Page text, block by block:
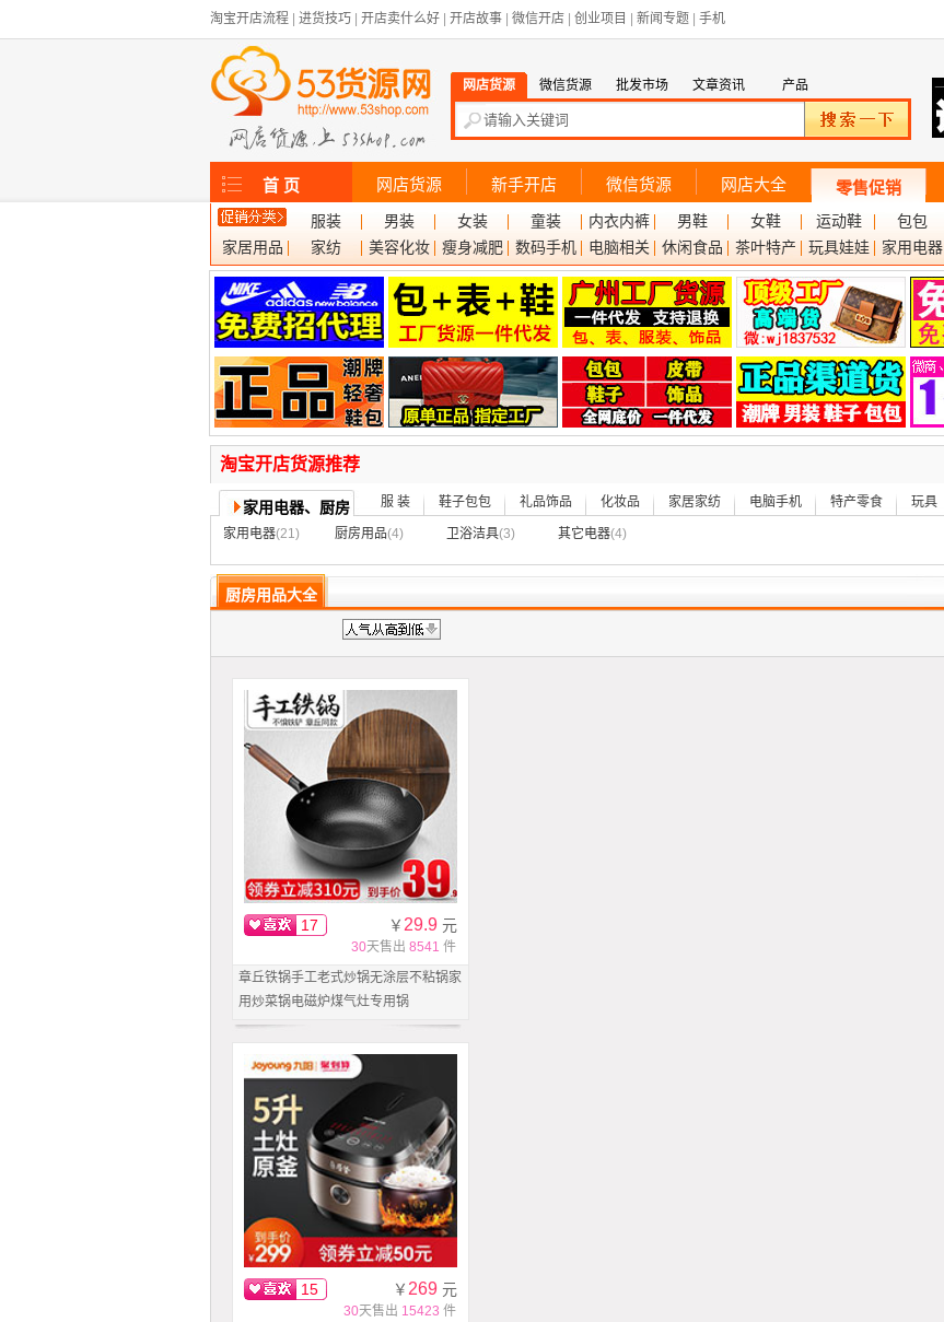
淘宝开店流程 进货技巧 开店卖什么好 开店故事 微信开店 创业项目 新闻专题 手机
网店货源 微信货源 批发市场 文章资讯 产品
首 页 网店货源 新手开店 微信货源 网店大全 零售促销
服装 男装 女装 童装 内衣内裤 男鞋 女鞋 运动鞋 包包
家居用品
家纺 美容化妆 瘦身减肥 数码手机 电脑相关 休闲食品 茶叶特产 玩具娃娃 家用电器
淘宝开店货源推荐
家用电器、厨房
卫浴
服 装 鞋子包包 礼品饰品 化妆品 家居家纺 电脑手机 特产零食 玩具
家用电器(21) 厨房用品(4) 卫浴洁具(3) 其它电器(4)
厨房用品大全
17 ￥ 29.9 元
30天售出 8541 件
章丘铁锅手工老式炒锅无涂层不粘锅家
用炒菜锅电磁炉煤气灶专用锅
15 ￥ 269 元
30天售出 15423 件